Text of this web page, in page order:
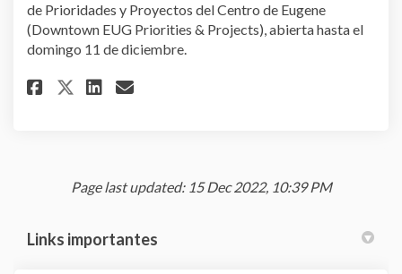
de Prioridades y Proyectos del Centro de Eugene
(Downtown EUG Priorities & Projects), abierta hasta el
domingo 11 de diciembre.
Share Encuesta de
Share Encuesta de
Share Encuesta de
Email Encuesta de
Page last updated: 15 Dec 2022, 10:39 PM
Links importantes